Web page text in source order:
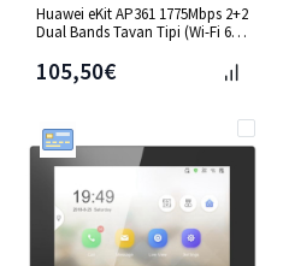
Huawei eKit AP361 1775Mbps 2+2
Dual Bands Tavan Tipi (Wi-Fi 6)
105,50€